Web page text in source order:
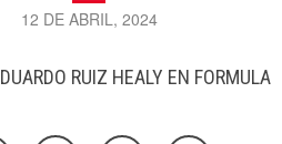
12 DE ABRIL, 2024
RUIZ HEALY EN FORMULA